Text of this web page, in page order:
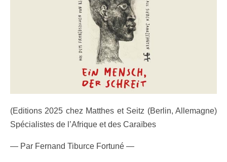
(Editions 2025 chez Matthes et Seitz (Berlin, Allemagne)
Spécialistes de l’Afrique et des Caraïbes
— Par Fernand Tiburce Fortuné —